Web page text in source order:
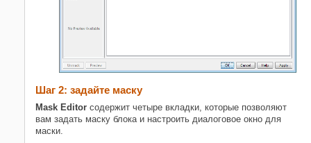
Шаг 2: задайте маску
Mask Editor содержит четыре вкладки, которые позволяют
вам задать маску блока и настроить диалоговое окно для
маски.